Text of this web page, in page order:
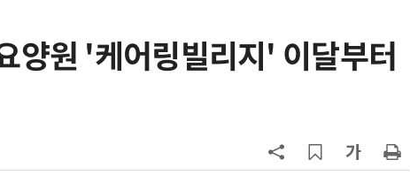
양원 '케어링빌리지' 이달부터
6
KIST, 기존 반도체 공정으로 전기·
·바이오 실험에 더위도 잊었다…
“내년 2기로 이어집니다”